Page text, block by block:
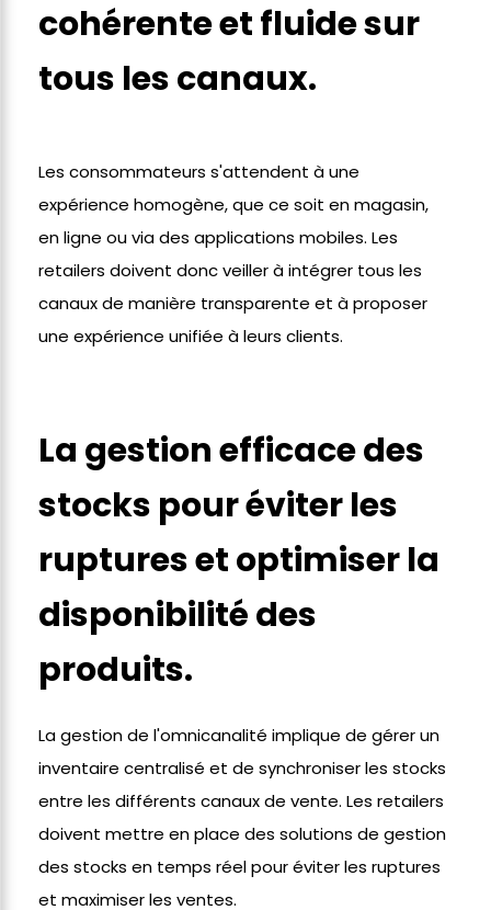
cohérente et fluide sur
tous les canaux.
Les consommateurs s'attendent à une
expérience homogène, que ce soit en magasin,
en ligne ou via des applications mobiles. Les
retailers doivent donc veiller à intégrer tous les
canaux de manière transparente et à proposer
une expérience unifiée à leurs clients.
La gestion efficace des
stocks pour éviter les
ruptures et optimiser la
disponibilité des
produits.
La gestion de l'omnicanalité implique de gérer un
inventaire centralisé et de synchroniser les stocks
entre les différents canaux de vente. Les retailers
doivent mettre en place des solutions de gestion
des stocks en temps réel pour éviter les ruptures
et maximiser les ventes.